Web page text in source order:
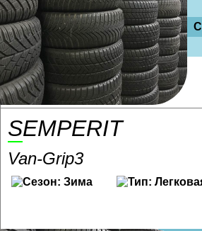
SEMPERIT
Van-Grip3